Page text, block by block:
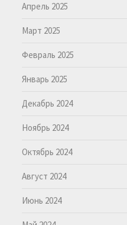
Апрель 2025
Март 2025
Февраль 2025
Январь 2025
Декабрь 2024
Ноябрь 2024
Октябрь 2024
Август 2024
Июнь 2024